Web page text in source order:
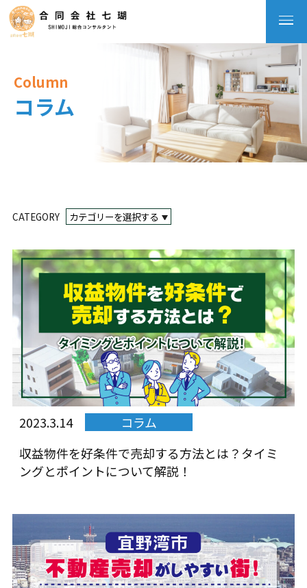
Column
コラム
CATEGORY
2023.3.14
コラム
収益物件を好条件で売却する方法とは？タイミ
ングとポイントについて解説！